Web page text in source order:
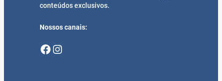
conteúdos exclusivos.
Nossos canais:
Facebook Instagram